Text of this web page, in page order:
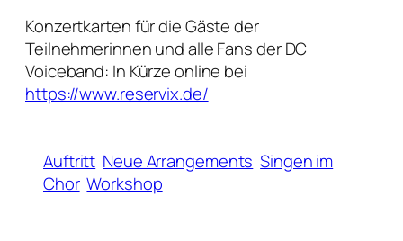
Konzertkarten für die Gäste der
Teilnehmerinnen und alle Fans der DC
Voiceband: In Kürze online bei
https://www.reservix.de/
Auftritt Neue Arrangements Singen im
Chor Workshop